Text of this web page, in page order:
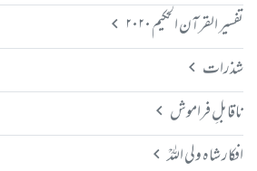
تفسیر القرآن الحکیم ۲۰۲۰
شذرات
ناقابلِ فراموش
افکار شاہ ولی اللہؒ